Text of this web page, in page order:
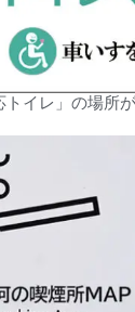
イレ」の場所が